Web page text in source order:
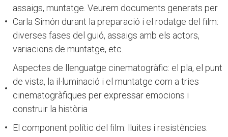
assaigs, muntatge. Veurem documents generats per
Carla Simón durant la preparació i el rodatge del film:
diverses fases del guió, assaigs amb els actors,
variacions de muntatge, etc.
Aspectes de llenguatge cinematogràfic: el pla, el punt
de vista, la il·luminació i el muntatge com a tries
cinematogràfiques per expressar emocions i
construir la història
El component polític del film: lluites i resistències.